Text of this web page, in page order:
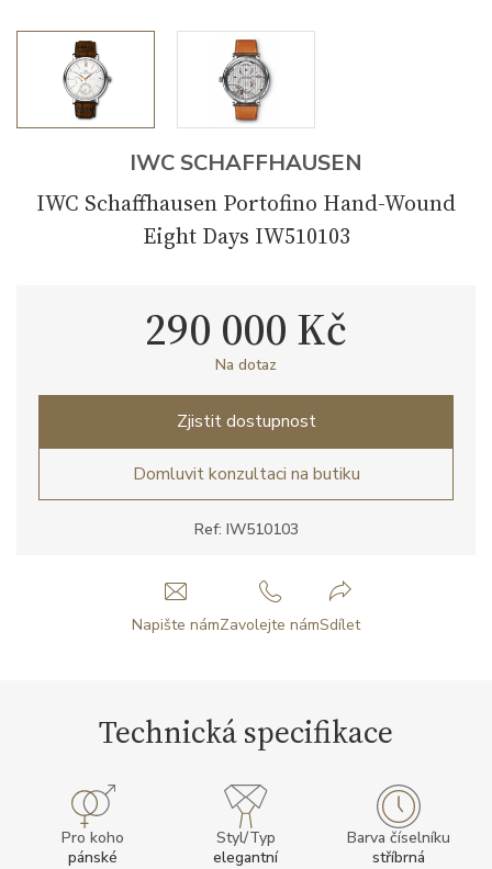
IWC SCHAFFHAUSEN
IWC Schaffhausen Portofino Hand-Wound
Eight Days IW510103
Ref: IW510103
290 000 Kč
Na dotaz
Zjistit dostupnost
Domluvit konzultaci na butiku
Napište námZavolejte námSdílet
Technická specifikace
Pro koho
pánské
Styl/Typ
elegantní
Barva číselníku
stříbrná